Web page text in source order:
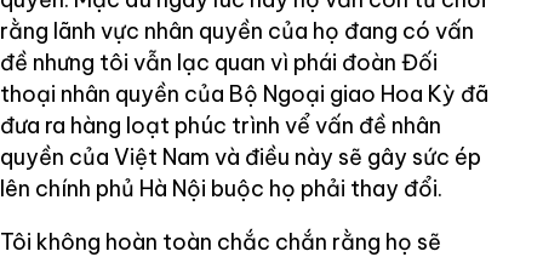
rằng lãnh vực nhân quyền của họ đang có vấn
đề nhưng tôi vẫn lạc quan vì phái đoàn Đối
thoại nhân quyền của Bộ Ngoại giao Hoa Kỳ đã
đưa ra hàng loạt phúc trình vể vấn đề nhân
quyền của Việt Nam và điều này sẽ gây sức ép
lên chính phủ Hà Nội buộc họ phải thay đổi.
Tôi không hoàn toàn chắc chắn rằng họ sẽ